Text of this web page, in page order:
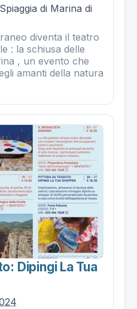
di Marina di
diventa il teatro
: la schiusa delle
, un evento che
amanti della natura
Dipingi La Tua